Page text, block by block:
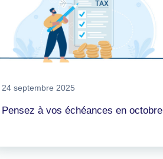
24 septembre 2025
Pensez à vos échéances en octobre